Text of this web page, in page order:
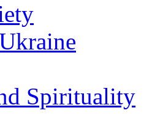
Spirituality